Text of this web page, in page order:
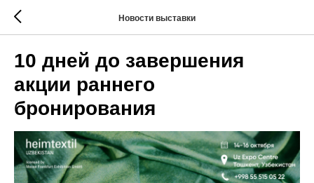
Новости выставки
10 дней до завершения
акции раннего
бронирования